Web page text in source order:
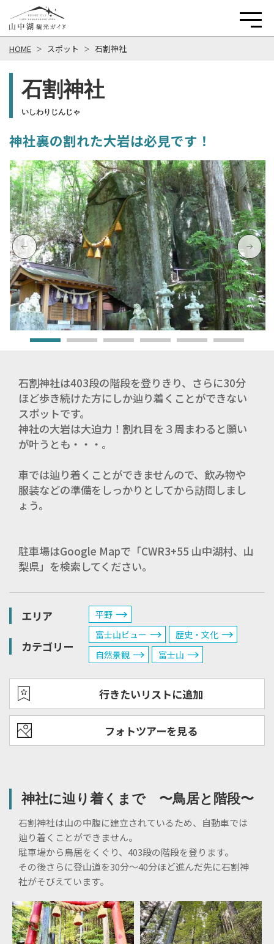
HOME スポット 石割神社
石割神社
いしわりじんじゃ
神社裏の割れた大岩は必見です！
石割神社は403段の階段を登りきり、さらに30分
ほど歩き続けた方にしか辿り着くことができない
スポットです。
神社の大岩は大迫力！割れ目を３周まわると願い
が叶うとも・・・。
車では辿り着くことができませんので、飲み物や
服装などの準備をしっかりとしてから訪問しまし
ょう。
駐車場はGoogle Mapで「CWR3+55 山中湖村、山
梨県」を検索してください。
エリア 平野
カテゴリー
富士山ビュー
歴史・文化
自然景観
富士山
行きたいリストに追加
フォトツアーを見る
神社に辿り着くまで 〜鳥居と階段〜
石割神社は山の中腹に建立されているため、自動車では
辿り着くことができません。
駐車場から鳥居をくぐり、403段の階段を登ります。
その後さらに登山道を30分〜40分ほど進んだ先に石割神
社がそびえています。